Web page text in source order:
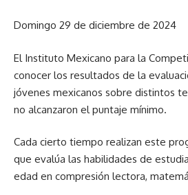
Domingo 29 de diciembre de 2024
El Instituto Mexicano para la
conocer los resultados de la
jóvenes mexicanos sobre distintos
no alcanzaron el puntaje mínimo.
Cada cierto tiempo realizan este
que evalúa las habilidades de
edad en compresión lectora,